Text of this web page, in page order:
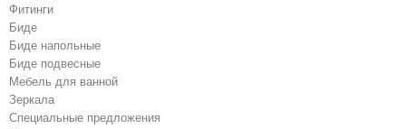
Фитинги
Биде
Биде напольные
Биде подвесные
Мебель для ванной
Зеркала
Специальные предложения